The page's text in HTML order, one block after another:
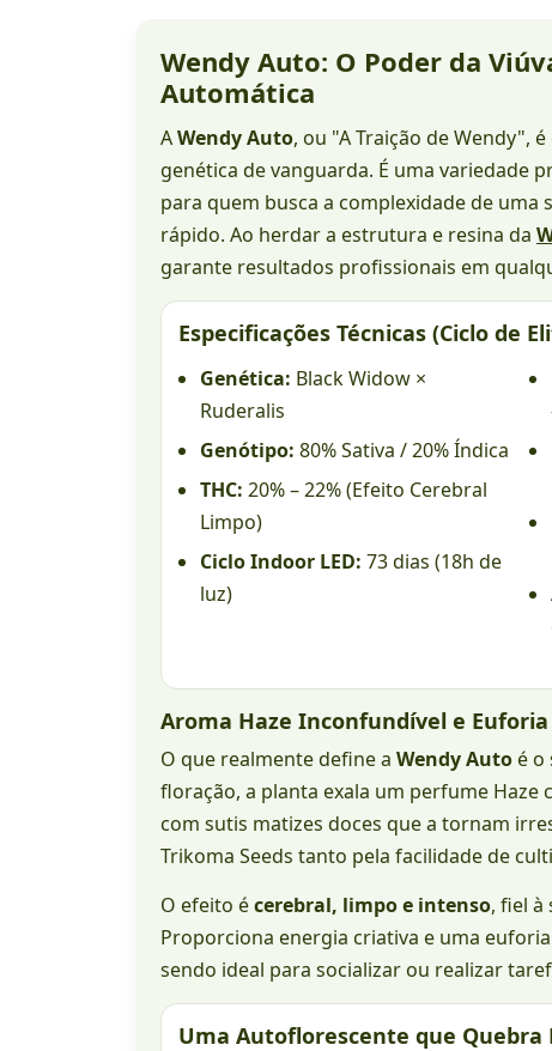
Wendy Auto: O Poder da
Automática
AWendy Auto, ou "A Traição de Wendy",
genética de vanguarda. É uma variedade
para quem busca a complexidade de
rápido. Ao herdar a estrutura e resina da
garante resultados profissionais em
Especificações Técnicas (Ciclo de
Genética: Black Widow ×
Ruderalis
Genótipo: 80% Sativa / 20% Índica
THC: 20% – 22% (Efeito Cerebral
Limpo)
Ciclo Indoor LED: 73 dias (18h de
luz)
Aroma Haze Inconfundível e Euforia
O que realmente define a Wendy Autoé o
floração, a planta exala um perfume Haze
com sutis matizes doces que a tornam
Trikoma Seeds tanto pela facilidade de
O efeito écerebral, limpo e intenso, fiel à
Proporciona energia criativa e uma
sendo ideal para socializar ou realizar
Uma Autoflorescente que Quebra